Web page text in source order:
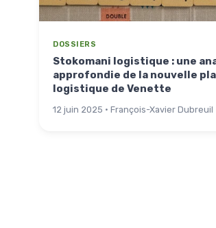
DOSSIERS
Stokomani logistique : une
approfondie de la nouvelle
logistique de Venette
12 juin 2025 · François-Xavier Dubreuil